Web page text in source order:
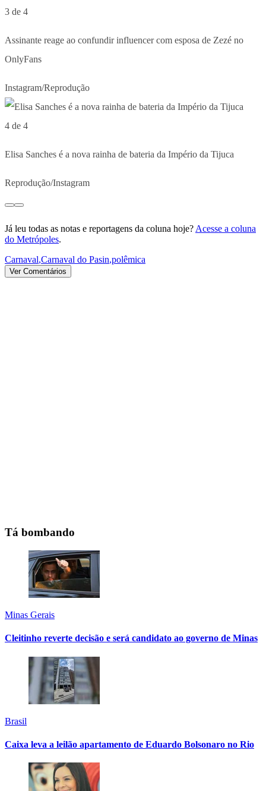
3 de 4
Assinante reage ao confundir influencer com esposa de Zezé no
OnlyFans
Instagram/Reprodução
4 de 4
Elisa Sanches é a nova rainha de bateria da Império da Tijuca
Reprodução/Instagram
Já leu todas as notas e reportagens da coluna hoje? Acesse a coluna
do Metrópoles.
Carnaval,Carnaval do Pasin,polêmica
Ver Comentários
Tá bombando
Minas Gerais
Cleitinho reverte decisão e será candidato ao governo de Minas
Brasil
Caixa leva a leilão apartamento de Eduardo Bolsonaro no Rio